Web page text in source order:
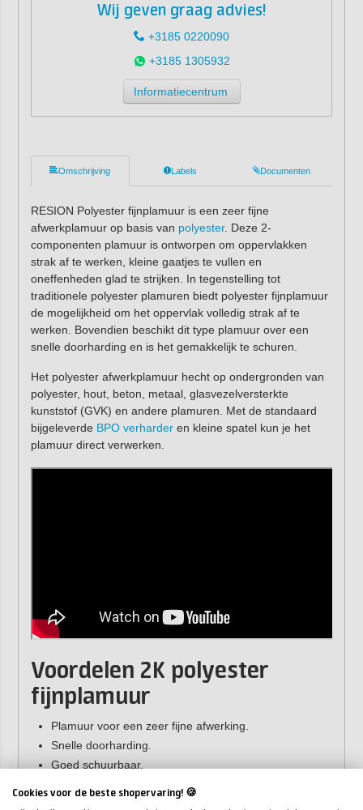
Wij geven graag advies!
+3185 0220090
+3185 1305932
Informatiecentrum
Omschrijving Labels Documenten
RESION Polyester fijnplamuur is een zeer fijne
afwerkplamuur op basis van polyester. Deze 2-
componenten plamuur is ontworpen om oppervlakken
strak af te werken, kleine gaatjes te vullen en
oneffenheden glad te strijken. In tegenstelling tot
traditionele polyester plamuren biedt polyester fijnplamuur
de mogelijkheid om het oppervlak volledig strak af te
werken. Bovendien beschikt dit type plamuur over een
snelle doorharding en is het gemakkelijk te schuren.
Het polyester afwerkplamuur hecht op ondergronden van
polyester, hout, beton, metaal, glasvezelversterkte
kunststof (GVK) en andere plamuren. Met de standaard
bijgeleverde BPO verharderen kleine spatel kun je het
plamuur direct verwerken.
Voordelen 2K polyester
fijnplamuur
Plamuur voor een zeer fijne afwerking.
Snelle doorharding.
Goed schuurbaar.
Cookies voor de beste shopervaring! 🍪